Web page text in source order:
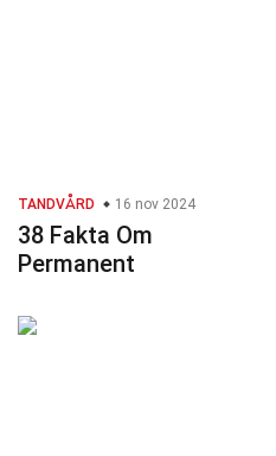
TANDVÅRD 16 nov 2024
38 Fakta Om
Permanent